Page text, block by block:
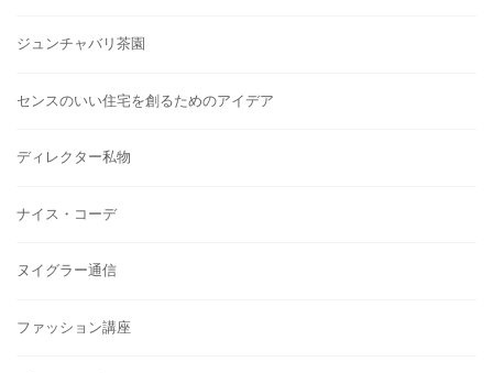
ジュンチャバリ茶園
センスのいい住宅を創るためのアイデア
ディレクター私物
ナイス・コーデ
ヌイグラー通信
ファッション講座